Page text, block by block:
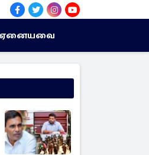
ஏனையவை